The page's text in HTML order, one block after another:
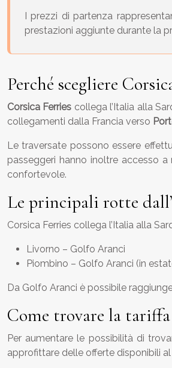
I prezzi di partenza
prestazioni aggiunte durante la
Perché scegliere
Corsica Ferries collega l’Italia alla
collegamenti dalla Francia verso
Le traversate possono essere
passeggeri hanno inoltre accesso
confortevole.
Le principali rotte
Corsica Ferries collega l’Italia alla
Livorno – Golfo Aranci
Piombino – Golfo Aranci (in
Da Golfo Aranci è possibile
Come trovare la
Per aumentare le possibilità di
approfittare delle offerte disponibili